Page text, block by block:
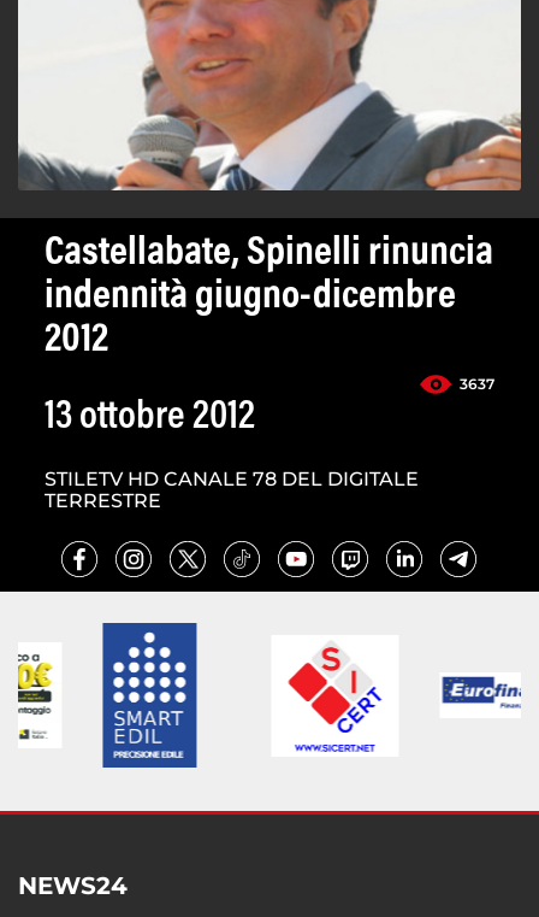
Castellabate, Spinelli rinuncia
indennità giugno-dicembre
2012
3637
13 ottobre 2012
STILETV HD CANALE 78 DEL DIGITALE
TERRESTRE
NEWS24